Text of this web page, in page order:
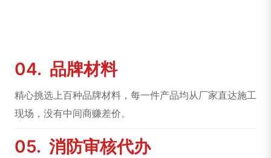
04. 品牌材料
精心挑选上百种品牌材料，每一件产品均从厂家直达施工
现场，没有中间商赚差价。
05. 消防审核代办